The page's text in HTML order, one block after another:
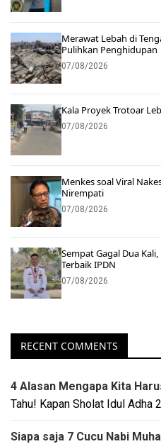
Merawat Lebah di
Pulihkan Penghidupan
07/08/2026
Kala Proyek Trotoar
07/08/2026
Menkes soal Viral
Nirempati
07/08/2026
Sempat Gagal Dua
Terbaik IPDN
07/08/2026
RECENT COMMENTS
4 Alasan Mengapa Kita
Tahu! Kapan Sholat Idul Adha
Siapa saja 7 Cucu Nabi